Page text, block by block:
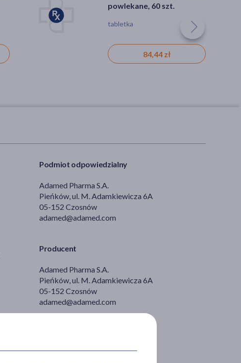
powlekane, 60 szt.
tabletka
84,44 zł
Podmiot odpowiedzialny
Adamed Pharma S.A.
Pieńków, ul. M. Adamkiewicza 6A
05-152 Czosnów
adamed@adamed.com
Producent
Adamed Pharma S.A.
Pieńków, ul. M. Adamkiewicza 6A
05-152 Czosnów
adamed@adamed.com